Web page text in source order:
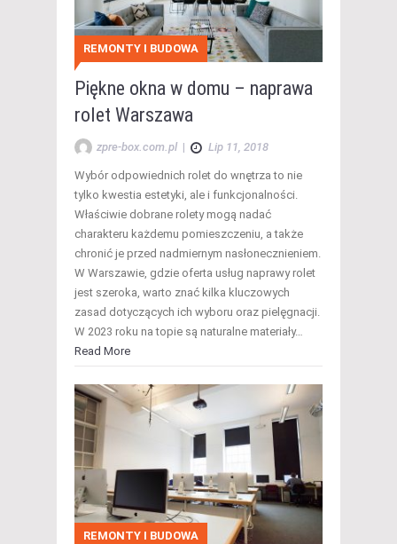
REMONTY I BUDOWA
Piękne okna w domu – naprawa
rolet Warszawa
zpre-box.com.pl | Lip 11, 2018
Wybór odpowiednich rolet do wnętrza to nie
tylko kwestia estetyki, ale i funkcjonalności.
Właściwie dobrane rolety mogą nadać
charakteru każdemu pomieszczeniu, a także
chronić je przed nadmiernym nasłonecznieniem.
W Warszawie, gdzie oferta usług naprawy rolet
jest szeroka, warto znać kilka kluczowych
zasad dotyczących ich wyboru oraz pielęgnacji.
W 2023 roku na topie są naturalne materiały…
Read More
REMONTY I BUDOWA